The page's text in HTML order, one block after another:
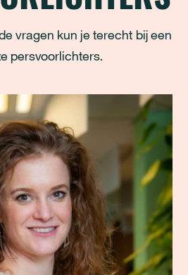
vragen kun je terecht bij een
persvoorlichters.